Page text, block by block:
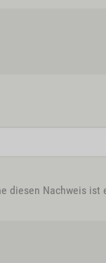
diesen Nachweis ist